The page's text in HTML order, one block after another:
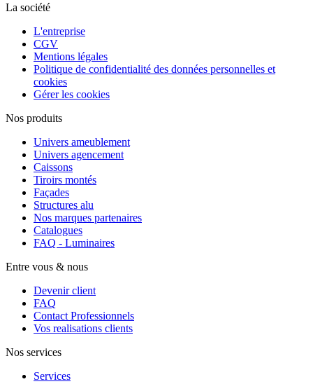
La société
L'entreprise
CGV
Mentions légales
Politique de confidentialité des données personnelles et
cookies
Gérer les cookies
Nos produits
Univers ameublement
Univers agencement
Caissons
Tiroirs montés
Façades
Structures alu
Nos marques partenaires
Catalogues
FAQ - Luminaires
Entre vous & nous
Devenir client
FAQ
Contact Professionnels
Vos realisations clients
Nos services
Services